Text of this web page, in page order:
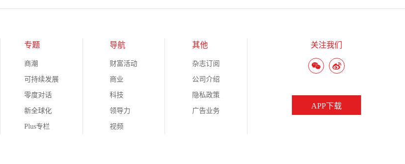
专题
商潮
可持续发展
零度对话
新全球化
Plus专栏
导航
财富活动
商业
科技
领导力
视频
其他
杂志订阅
公司介绍
隐私政策
广告业务
关注我们
APP下载